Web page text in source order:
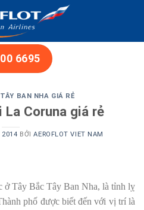
6695
BAN NHA GIÁ RẺ
La Coruna giá rẻ
2014 BỞIAEROFLOT VIET NAM
ở Tây Bắc Tây Ban Nha, là tỉnh lỵ
phố được biết đến với vị trí là